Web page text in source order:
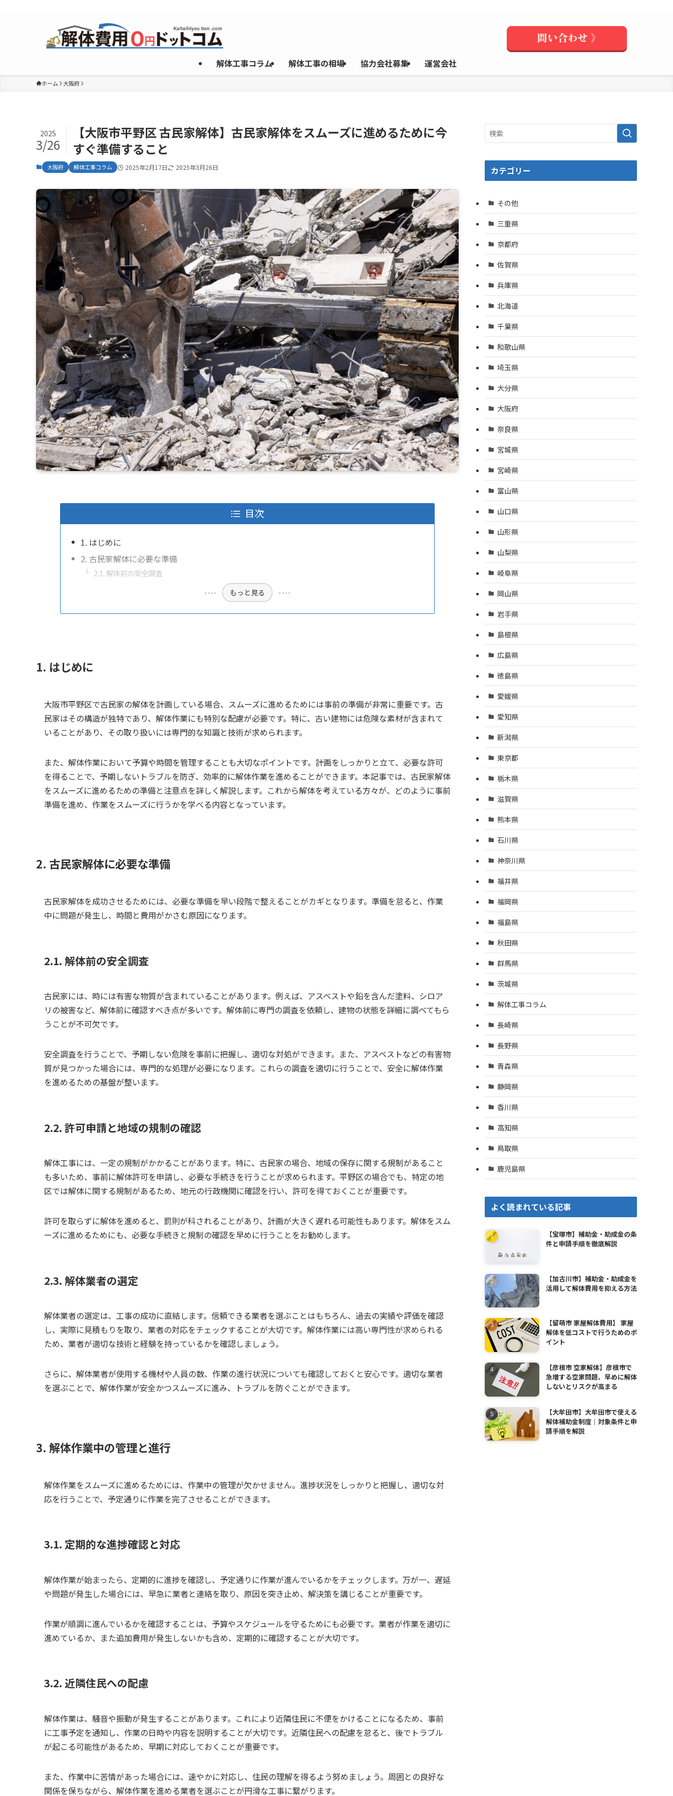
解体工事コラム 解体工事の相場 協力会社募集 運営会社
ホーム 大阪府
【大阪市平野区 古民家解体】古民家解体をスムーズに進めるために今
すぐ準備すること
2025
3/26
大阪府 解体工事コラム 2025年2月17日 2025年3月26日
目次
1. はじめに
2. 古民家解体に必要な準備
2.1. 解体前の安全調査
もっと見る
1. はじめに
大阪市平野区で古民家の解体を計画している場合、スムーズに進めるためには事前の準備が非常に重要です。古
民家はその構造が独特であり、解体作業にも特別な配慮が必要です。特に、古い建物には危険な素材が含まれて
いることがあり、その取り扱いには専門的な知識と技術が求められます。
また、解体作業において予算や時間を管理することも大切なポイントです。計画をしっかりと立て、必要な許可
を得ることで、予期しないトラブルを防ぎ、効率的に解体作業を進めることができます。本記事では、古民家解体
をスムーズに進めるための準備と注意点を詳しく解説します。これから解体を考えている方々が、どのように事前
準備を進め、作業をスムーズに行うかを学べる内容となっています。
2. 古民家解体に必要な準備
古民家解体を成功させるためには、必要な準備を早い段階で整えることがカギとなります。準備を怠ると、作業
中に問題が発生し、時間と費用がかさむ原因になります。
2.1. 解体前の安全調査
古民家には、時には有害な物質が含まれていることがあります。例えば、アスベストや鉛を含んだ塗料、シロア
リの被害など、解体前に確認すべき点が多いです。解体前に専門の調査を依頼し、建物の状態を詳細に調べてもら
うことが不可欠です。
安全調査を行うことで、予期しない危険を事前に把握し、適切な対処ができます。また、アスベストなどの有害物
質が見つかった場合には、専門的な処理が必要になります。これらの調査を適切に行うことで、安全に解体作業
を進めるための基盤が整います。
2.2. 許可申請と地域の規制の確認
解体工事には、一定の規制がかかることがあります。特に、古民家の場合、地域の保存に関する規制があること
も多いため、事前に解体許可を申請し、必要な手続きを行うことが求められます。平野区の場合でも、特定の地
区では解体に関する規制があるため、地元の行政機関に確認を行い、許可を得ておくことが重要です。
許可を取らずに解体を進めると、罰則が科されることがあり、計画が大きく遅れる可能性もあります。解体をスム
ーズに進めるためにも、必要な手続きと規制の確認を早めに行うことをお勧めします。
2.3. 解体業者の選定
解体業者の選定は、工事の成功に直結します。信頼できる業者を選ぶことはもちろん、過去の実績や評価を確認
し、実際に見積もりを取り、業者の対応をチェックすることが大切です。解体作業には高い専門性が求められる
ため、業者が適切な技術と経験を持っているかを確認しましょう。
さらに、解体業者が使用する機材や人員の数、作業の進行状況についても確認しておくと安心です。適切な業者
を選ぶことで、解体作業が安全かつスムーズに進み、トラブルを防ぐことができます。
3. 解体作業中の管理と進行
解体作業をスムーズに進めるためには、作業中の管理が欠かせません。進捗状況をしっかりと把握し、適切な対
応を行うことで、予定通りに作業を完了させることができます。
3.1. 定期的な進捗確認と対応
解体作業が始まったら、定期的に進捗を確認し、予定通りに作業が進んでいるかをチェックします。万が一、遅延
や問題が発生した場合には、早急に業者と連絡を取り、原因を突き止め、解決策を講じることが重要です。
作業が順調に進んでいるかを確認することは、予算やスケジュールを守るためにも必要です。業者が作業を適切に
進めているか、また追加費用が発生しないかも含め、定期的に確認することが大切です。
3.2. 近隣住民への配慮
解体作業は、騒音や振動が発生することがあります。これにより近隣住民に不便をかけることになるため、事前
に工事予定を通知し、作業の日時や内容を説明することが大切です。近隣住民への配慮を怠ると、後でトラブル
が起こる可能性があるため、早期に対応しておくことが重要です。
また、作業中に苦情があった場合には、速やかに対応し、住民の理解を得るよう努めましょう。周囲との良好な
関係を保ちながら、解体作業を進める業者を選ぶことが円滑な工事に繋がります。
カテゴリー
その他
三重県
京都府
佐賀県
兵庫県
北海道
千葉県
和歌山県
埼玉県
大分県
大阪府
奈良県
宮城県
宮崎県
富山県
山口県
山形県
山梨県
岐阜県
岡山県
岩手県
島根県
広島県
徳島県
愛媛県
愛知県
新潟県
東京都
栃木県
滋賀県
熊本県
石川県
神奈川県
福井県
福岡県
福島県
秋田県
群馬県
茨城県
解体工事コラム
長崎県
長野県
青森県
静岡県
香川県
高知県
鳥取県
鹿児島県
よく読まれている記事
【宝塚市】補助金・助成金の条
件と申請手順を徹底解説
【加古川市】補助金・助成金を
活用して解体費用を抑える方法
【留萌市 家屋解体費用】 家屋
解体を低コストで行うためのポ
イント
【彦根市 空家解体】彦根市で
急増する空家問題、早めに解体
しないとリスクが高まる
【大牟田市】大牟田市で使える
解体補助金制度｜対象条件と申
請手順を解説